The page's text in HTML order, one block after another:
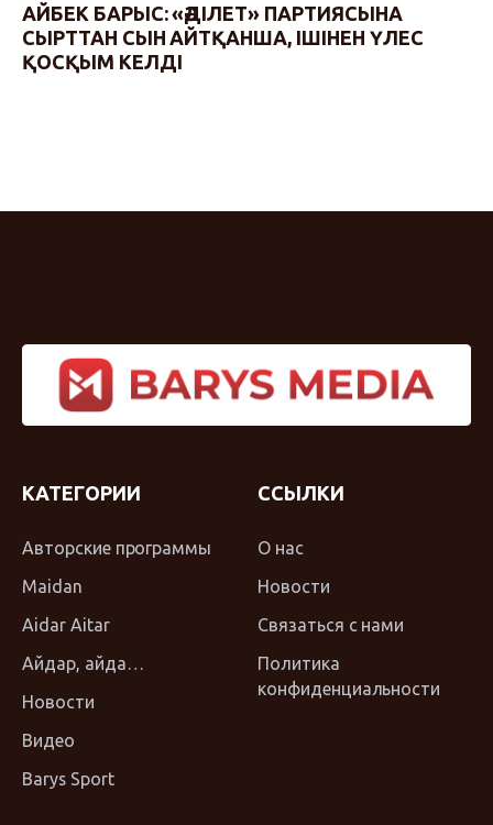
АЙБЕК БАРЫС: «ӘДІЛЕТ» ПАРТИЯСЫНА
СЫРТТАН СЫН АЙТҚАНША, ІШІНЕН ҮЛЕС
ҚОСҚЫМ КЕЛДІ
КАТЕГОРИИ
Авторские программы
Maidan
Aidar Aitar
Айдар, айда…
Новости
Видео
Barys Sport
ССЫЛКИ
О нас
Новости
Связаться с нами
Политика
конфиденциальности